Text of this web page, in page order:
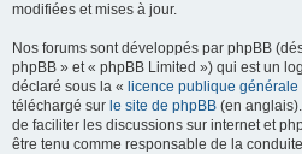
modifiées et mises à jour.
Nos forums sont développés par phpBB
phpBB » et « phpBB Limited ») qui est un
déclaré sous la « licence publique générale
téléchargé sur le site de phpBB (en
de faciliter les discussions sur internet et
être tenu comme responsable de la